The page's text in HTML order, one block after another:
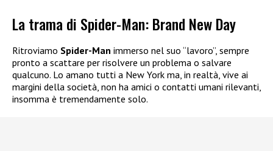
La trama di Spider-Man: Brand New Day
Ritroviamo Spider-Man immerso nel suo “lavoro”, sempre
pronto a scattare per risolvere un problema o salvare
qualcuno. Lo amano tutti a New York ma, in realtà, vive ai
margini della società, non ha amici o contatti umani rilevanti,
insomma è tremendamente solo.